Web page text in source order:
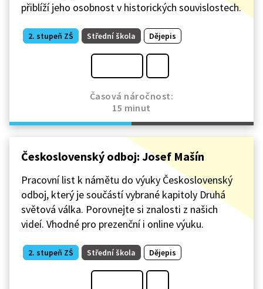
přiblíží jeho osobnost v historických souvislostech.
2. stupeň ZŠ Střední škola Dějepis
Časová náročnost:
15 minut
Československý odboj: Josef Mašín
Pracovní list k námětu do výuky Československý
odboj, který je součástí vybrané kapitoly Druhá
světová válka. Porovnejte si znalosti z našich
videí. Vhodné pro prezenční i online výuku.
2. stupeň ZŠ Střední škola Dějepis